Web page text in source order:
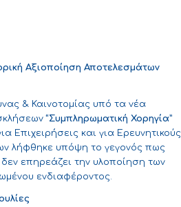
Αξιοποίηση Αποτελεσμάτων
& Καινοτομίας υπό τα νέα
“Συμπληρωματική Χορηγία”
Επιχειρήσεις και για Ερευνητικούς
λήφθηκε υπόψη το γεγονός πως
επηρεάζει την υλοποίηση των
ενδιαφέροντος.